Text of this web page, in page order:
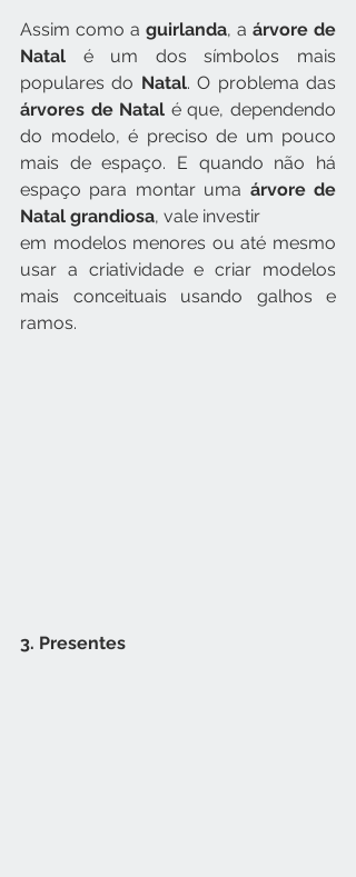
Assim como a guirlanda, a árvore de
Natal é um dos símbolos mais
populares do Natal. O problema das
árvores de Natal é que, dependendo
do modelo, é preciso de um pouco
mais de espaço. E quando não há
espaço para montar uma árvore de
Natal grandiosa, vale investir
em modelos menores ou até mesmo
usar a criatividade e criar modelos
mais conceituais usando galhos e
ramos.
3. Presentes